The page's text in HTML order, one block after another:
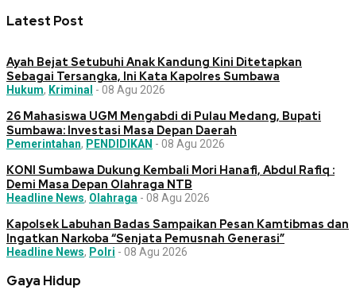
Latest Post
Ayah Bejat Setubuhi Anak Kandung Kini Ditetapkan
Sebagai Tersangka, Ini Kata Kapolres Sumbawa
Hukum, Kriminal - 08 Agu 2026
26 Mahasiswa UGM Mengabdi di Pulau Medang, Bupati
Sumbawa: Investasi Masa Depan Daerah
Pemerintahan, PENDIDIKAN - 08 Agu 2026
KONI Sumbawa Dukung Kembali Mori Hanafi, Abdul Rafiq :
Demi Masa Depan Olahraga NTB
Headline News, Olahraga - 08 Agu 2026
Kapolsek Labuhan Badas Sampaikan Pesan Kamtibmas dan
Ingatkan Narkoba “Senjata Pemusnah Generasi”
Headline News, Polri - 08 Agu 2026
Gaya Hidup